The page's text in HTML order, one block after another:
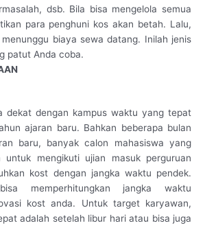
dsb. Bila bisa mengelola semua
para penghuni kos akan betah. Lalu,
biaya sewa datang. Inilah jenis
patut Anda coba.
dekat dengan kampus waktu yang tepat
ajaran baru. Bahkan beberapa bulan
baru, banyak calon mahasiswa yang
untuk mengikuti ujian masuk perguruan
kost dengan jangka waktu pendek.
memperhitungkan jangka waktu
kost anda. Untuk target karyawan,
adalah setelah libur hari atau bisa juga